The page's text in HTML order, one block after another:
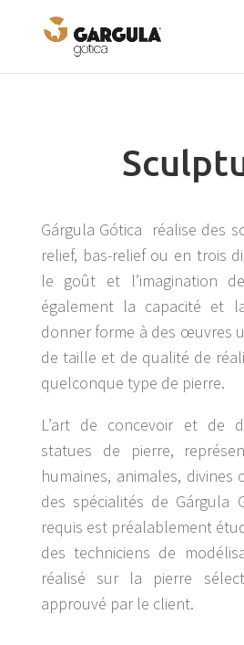
Gárgula Gótica réalise des
relief, bas-relief ou en trois
le goût et l’imagination
également la capacité et
donner forme à des œuvres
de taille et de qualité de
quelconque type de pierre.
L’art de concevoir et de
statues de pierre,
humaines, animales,
des spécialités de Gárgula
requis est préalablement
des techniciens de
réalisé sur la pierre
approuvé par le client.